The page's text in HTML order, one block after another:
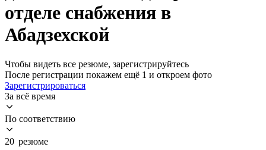
отделе снабжения в
Абадзехской
Чтобы видеть все резюме, зарегистрируйтесь
После регистрации покажем ещё 1 и откроем фото
Зарегистрироваться
За всё время
По соответствию
20 резюме